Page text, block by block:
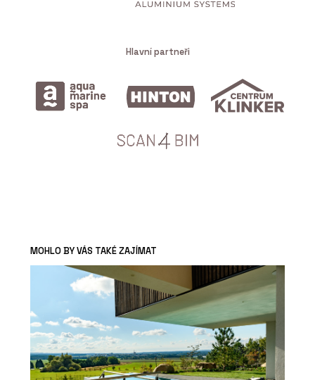
Hlavní partneři
MOHLO BY VÁS TAKÉ ZAJÍMAT